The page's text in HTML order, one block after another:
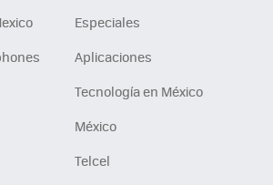
Especiales
Aplicaciones
Tecnología en México
México
Telcel